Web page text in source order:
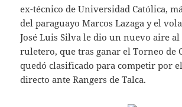
ex-técnico de Universidad Católica,
del paraguayo Marcos Lazaga y el
José Luis Silva le dio un nuevo aire
ruletero, que tras ganar el Torneo de
quedó clasificado para competir por
directo ante Rangers de Talca.